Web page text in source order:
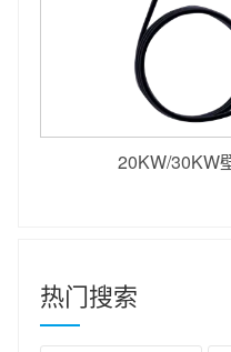
20KW/30KW
热门搜索